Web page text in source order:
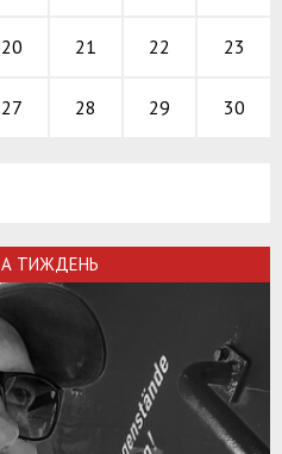
20 21 22 23
27 28 29 30
ТИЖДЕНЬ